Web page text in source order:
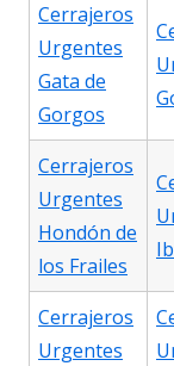
Cerrajeros
Urgentes
Gata de
Gorgos
Cerrajeros
Urgentes
Hondón de
los Frailes
Cerrajeros
Urgentes